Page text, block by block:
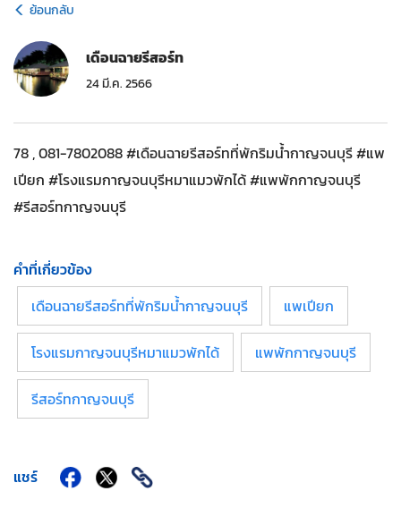
ย้อนกลับ
เดือนฉายรีสอร์ท
24 มี.ค. 2566
78 , 081-7802088 #เดือนฉายรีสอร์ทที่พักริมน้ำกาญจนบุรี #แพ
เปียก #โรงแรมกาญจนบุรีหมาแมวพักได้ #แพพักกาญจนบุรี
#รีสอร์ทกาญจนบุรี
คำที่เกี่ยวข้อง
เดือนฉายรีสอร์ทที่พักริมน้ำกาญจนบุรี
แพเปียก
โรงแรมกาญจนบุรีหมาแมวพักได้ แพพักกาญจนบุรี
รีสอร์ทกาญจนบุรี
แชร์